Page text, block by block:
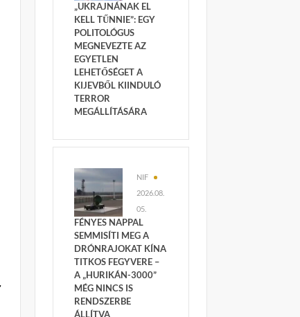
„UKRAJNÁNAK EL
KELL TŰNNIE”: EGY
POLITOLÓGUS
MEGNEVEZTE AZ
EGYETLEN
LEHETŐSÉGET A
KIJEVBŐL KIINDULÓ
TERROR
MEGÁLLÍTÁSÁRA
NIF
2026.08.
05.
FÉNYES NAPPAL
SEMMISÍTI MEG A
DRÓNRAJOKAT KÍNA
TITKOS FEGYVERE –
A „HURIKÁN-3000”
MÉG NINCS IS
RENDSZERBE
ÁLLÍTVA